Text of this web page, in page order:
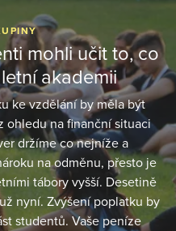
mohli učit to, co
akademii
ke vzdělání by měla být
ohledu na finanční situaci
držíme co nejníže a
na odměnu, přesto je
tábory vyšší. Desetině
nyní. Zvýšení poplatku by
studentů. Vaše peníze